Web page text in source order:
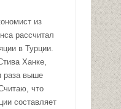
из
рассчитал
в Турции.
Ханке,
раза выше
что
составляет